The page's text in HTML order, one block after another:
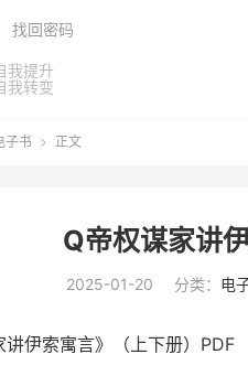
我提升
我转变
找回密码
子书  正文
Q帝权谋家讲
2025-01-20 分类： 电
讲伊索寓言》（上下册）PDF